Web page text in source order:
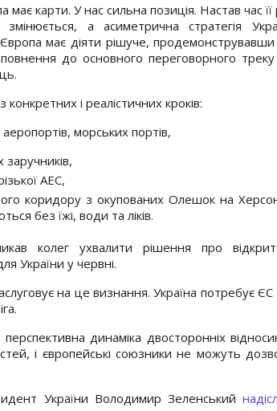
має карти. У нас сильна позиція. Настав час її
а асиметрична стратегія
має діяти рішуче, продемонструвавши
до основного переговорного треку
і реалістичних кроків:
морських портів,
АЕС,
коридору з окупованих Олешок на
без їжі, води та ліків.
колег ухвалити рішення про
України у червні.
на це визнання. Україна потребує
динаміка двосторонніх
і європейські союзники не можуть
України Володимир Зеленський